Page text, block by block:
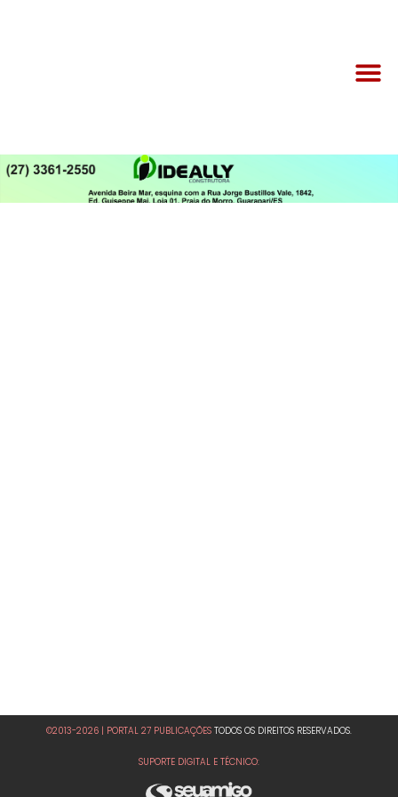
©2013-2026 | PORTAL 27 PUBLICAÇÕES TODOS OS DIREITOS RESERVADOS.
SUPORTE DIGITAL E TÉCNICO: